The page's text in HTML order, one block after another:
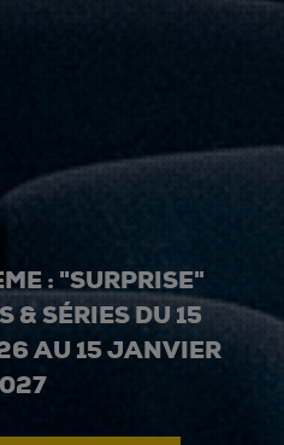
: "SURPRISE"
& SÉRIES DU 15
AU 15 JANVIER